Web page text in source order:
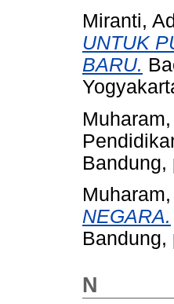
Miranti,
UNTUK
BARU.
Bandung,
NEGARA.
Bandung,
N